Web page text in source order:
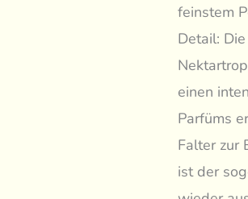
feinstem
Detail:
einen
Parfüms
Falter zur
ist der